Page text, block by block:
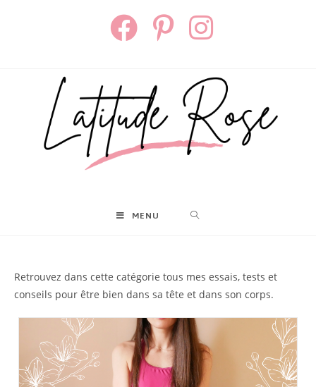
MENU
Retrouvez dans cette catégorie tous mes essais, tests et
conseils pour être bien dans sa tête et dans son corps.